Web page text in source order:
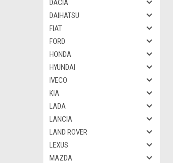
DACIA
DAIHATSU
FIAT
FORD
HONDA
HYUNDAI
IVECO
KIA
LADA
LANCIA
LAND ROVER
LEXUS
MAZDA